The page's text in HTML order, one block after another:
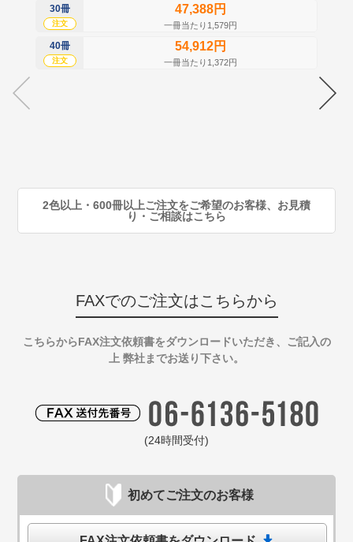
30冊
注文
47,388円
一冊当たり1,579円
40冊
注文
54,912円
一冊当たり1,372円
2色以上・600冊以上ご注文をご希望のお客様、お見積
り・ご相談はこちら
FAXでのご注文はこちらから
こちらからFAX注文依頼書をダウンロードいただき、ご記入の
上 弊社までお送り下さい。
(24時間受付)
初めてご注文のお客様